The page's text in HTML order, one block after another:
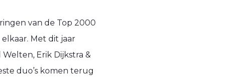
van de Top 2000
Met dit jaar
Erik Dijkstra &
duo’s komen terug